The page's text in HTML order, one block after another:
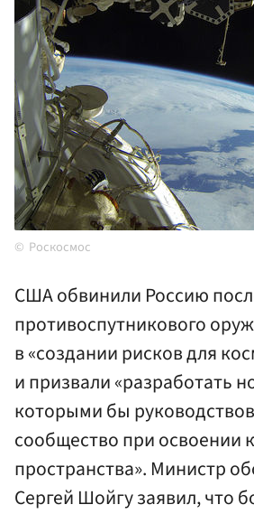
Роскосмос
США обвинили Россию
противоспутникового
в «создании рисков для
и призвали «разработать
которыми бы
сообщество при освоении
пространства». Министр
Сергей Шойгу заявил, что